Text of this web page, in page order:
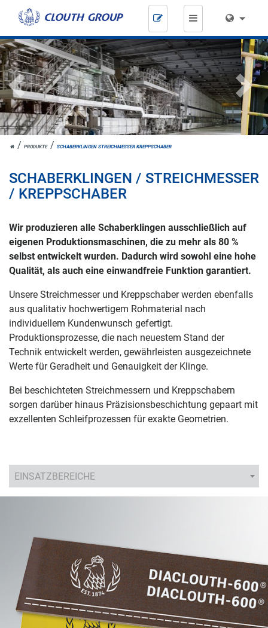
Zum
Inhalt
springen
Previous
Next
HOME
PRODUKTE
SCHABERKLINGEN STREICHMESSER KREPPSCHABER
SCHABERKLINGEN / STREICHMESSER
/ KREPPSCHABER
Wir produzieren alle Schaberklingen ausschließlich auf
eigenen Produktionsmaschinen, die zu mehr als 80 %
selbst entwickelt wurden. Dadurch wird sowohl eine hohe
Qualität, als auch eine einwandfreie Funktion garantiert.
Unsere Streichmesser und Kreppschaber werden ebenfalls
aus qualitativ hochwertigem Rohmaterial nach
individuellem Kundenwunsch gefertigt.
Produktionsprozesse, die nach neuestem Stand der
Technik entwickelt werden, gewährleisten ausgezeichnete
Werte für Geradheit und Genauigkeit der Klinge.
Bei beschichteten Streichmessern und Kreppschabern
sorgen darüber hinaus Präzisionsbeschichtung gepaart mit
exzellenten Schleifprozessen für exakte Geometrien.
EINSATZBEREICHE